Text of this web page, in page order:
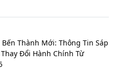
Thành Mới: Thông Tin Sáp
Đổi Hành Chính Từ